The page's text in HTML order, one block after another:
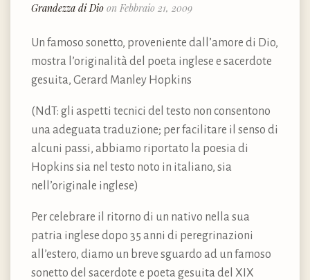
Grandezza di Dio on Febbraio 21, 2009
Un famoso sonetto, proveniente dall’amore di Dio,
mostra l’originalità del poeta inglese e sacerdote
gesuita, Gerard Manley Hopkins
(NdT: gli aspetti tecnici del testo non consentono
una adeguata traduzione; per facilitare il senso di
alcuni passi, abbiamo riportato la poesia di
Hopkins sia nel testo noto in italiano, sia
nell’originale inglese)
Per celebrare il ritorno di un nativo nella sua
patria inglese dopo 35 anni di peregrinazioni
all’estero, diamo un breve sguardo ad un famoso
sonetto del sacerdote e poeta gesuita del XIX